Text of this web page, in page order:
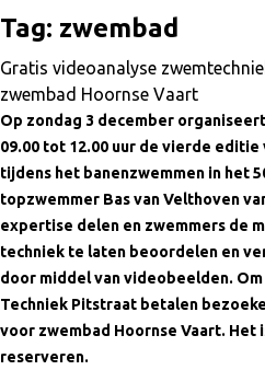
Tag: zwembad
Gratis videoanalyse
zwembad Hoornse Vaart
Op zondag 3 december
09.00 tot 12.00 uur de vierde
tijdens het banenzwemmen in het
topzwemmer Bas van Velthoven
expertise delen en zwemmers de
techniek te laten beoordelen en
door middel van videobeelden.
Techniek Pitstraat betalen
voor zwembad Hoornse Vaart. Het
reserveren.